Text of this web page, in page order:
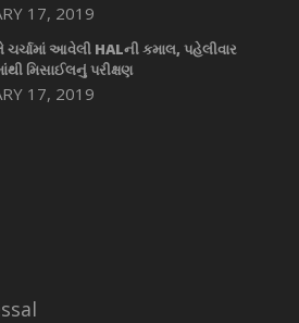
17, 2019
ચર્ચામાં આવેલી HALની કમાલ, પહેલીવાર
મિસાઈલનું પરીક્ષણ
17, 2019